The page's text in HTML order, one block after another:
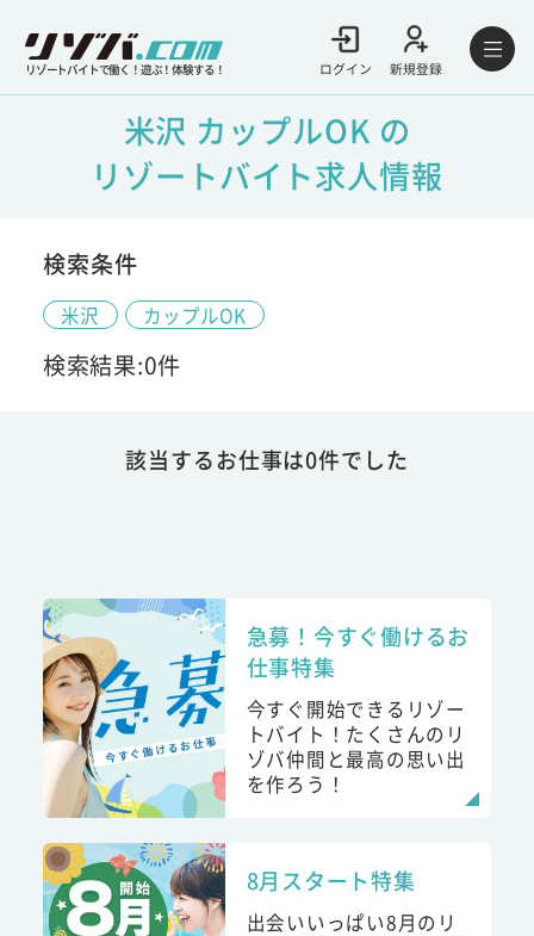
リゾートバイトで働く！遊ぶ！体験する！ ログイン 新規登録
米沢 カップルOK の
リゾートバイト求人情報
検索条件
米沢 カップルOK
検索結果:0件
該当するお仕事は0件でした
急募！今すぐ働けるお
仕事特集
今すぐ開始できるリゾー
トバイト！たくさんのリ
ゾバ仲間と最高の思い出
を作ろう！
8月スタート特集
出会いいっぱい8月のリ